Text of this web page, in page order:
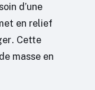
d’une
en relief
Cette
masse en